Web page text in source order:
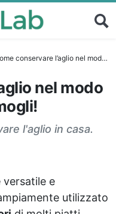
conservare l’aglio nel modo corretto: basta germogli!
nel modo
l'aglio in casa.
versatile e
utilizzato